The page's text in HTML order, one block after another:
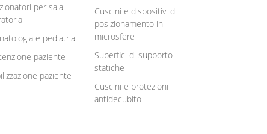
per sala
e pediatria
paziente
paziente
Cuscini e dispositivi di
posizionamento in
microsfere
Superfici di supporto
statiche
Cuscini e protezioni
antidecubito